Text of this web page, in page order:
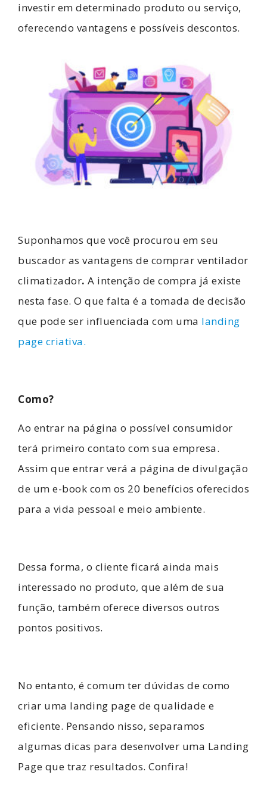
investir em determinado produto ou serviço,
oferecendo vantagens e possíveis descontos.
Suponhamos que você procurou em seu
buscador as vantagens de comprar ventilador
climatizador. A intenção de compra já existe
nesta fase. O que falta é a tomada de decisão
que pode ser influenciada com uma landing
page criativa.
Como?
Ao entrar na página o possível consumidor
terá primeiro contato com sua empresa.
Assim que entrar verá a página de divulgação
de um e-book com os 20 benefícios oferecidos
para a vida pessoal e meio ambiente.
Dessa forma, o cliente ficará ainda mais
interessado no produto, que além de sua
função, também oferece diversos outros
pontos positivos.
No entanto, é comum ter dúvidas de como
criar uma landing page de qualidade e
eficiente. Pensando nisso, separamos
algumas dicas para desenvolver uma Landing
Page que traz resultados. Confira!